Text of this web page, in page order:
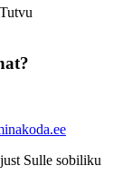
Sulle sobiliku